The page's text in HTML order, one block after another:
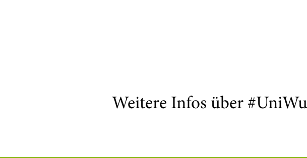
Weitere Infos über